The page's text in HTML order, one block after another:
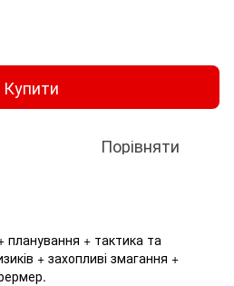
Купити
Порівняти
+ тактика та
+ захопливі змагання +